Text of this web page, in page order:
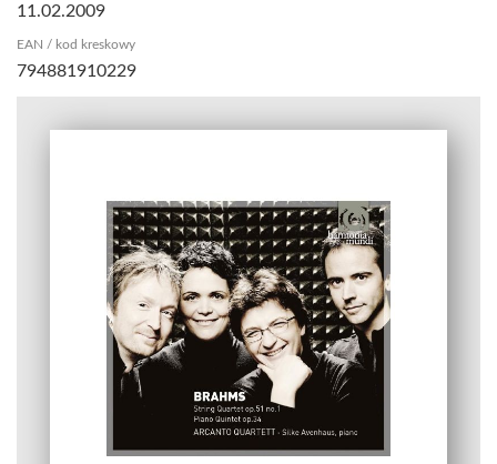
11.02.2009
EAN / kod kreskowy
794881910229